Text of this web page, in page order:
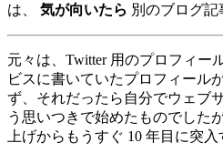
は、 気が向いたら 別のブログ記
元々は、Twitter 用のプロフィー
ビスに書いていたプロフィール
ず、それだったら自分でウェブ
う思いつきで始めたものでした
上げからもうすぐ 10 年目に突